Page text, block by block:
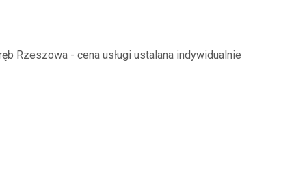
Rzeszowa - cena usługi ustalana indywidualnie